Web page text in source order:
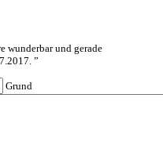
wunderbar und gerade
”
Grund